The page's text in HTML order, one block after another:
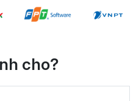
cho?